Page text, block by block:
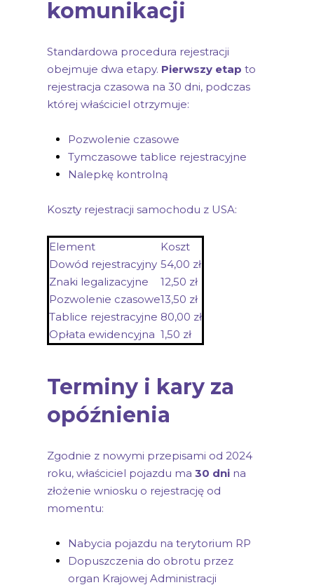
komunikacji
Standardowa procedura rejestracji
obejmuje dwa etapy. Pierwszy etap to
rejestracja czasowa na 30 dni, podczas
której właściciel otrzymuje:
Pozwolenie czasowe
Tymczasowe tablice rejestracyjne
Nalepkę kontrolną
Koszty rejestracji samochodu z USA:
Element
Koszt
Dowód rejestracyjny 54,00 zł
Znaki legalizacyjne
12,50 zł
Pozwolenie czasowe13,50 zł
Tablice rejestracyjne 80,00 zł
Opłata ewidencyjna 1,50 zł
Terminy i kary za
opóźnienia
Zgodnie z nowymi przepisami od 2024
roku, właściciel pojazdu ma 30 dni na
złożenie wniosku o rejestrację od
momentu:
Nabycia pojazdu na terytorium RP
Dopuszczenia do obrotu przez
organ Krajowej Administracji